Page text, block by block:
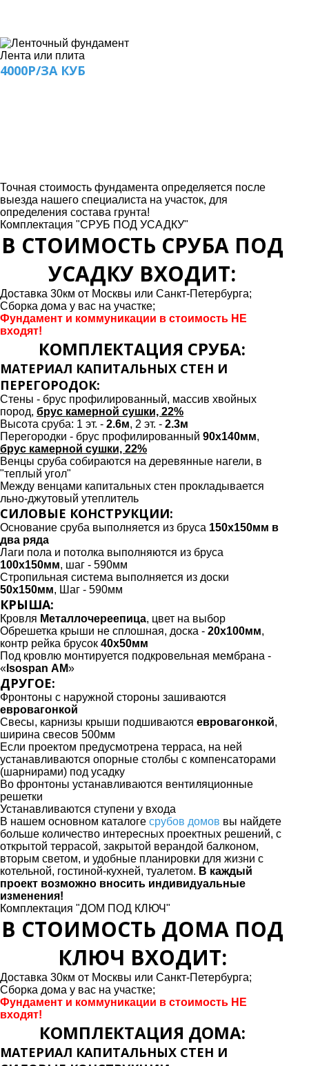
Лента или плита
4000Р/ЗА КУБ
Точная стоимость фундамента определяется после
выезда нашего специалиста на участок, для
определения состава грунта!
Комплектация "СРУБ ПОД УСАДКУ"
В СТОИМОСТЬ СРУБА ПОД
УСАДКУ ВХОДИТ:
Доставка 30км от Москвы или Санкт-Петербурга;
Сборка дома у вас на участке;
Фундамент и коммуникации в стоимость НЕ
входят!
КОМПЛЕКТАЦИЯ СРУБА:
МАТЕРИАЛ КАПИТАЛЬНЫХ СТЕН И
ПЕРЕГОРОДОК:
Cтены - брус профилированный, массив хвойных
пород, брус камерной сушки, 22%
Высота сруба: 1 эт. - 2.6м, 2 эт. - 2.3м
Перегородки - брус профилированный 90х140мм,
брус камерной сушки, 22%
Венцы сруба собираются на деревянные нагели, в
"теплый угол"
Между венцами капитальных стен прокладывается
льно-джутовый утеплитель
СИЛОВЫЕ КОНСТРУКЦИИ:
Основание сруба выполняется из бруса 150х150мм в
два ряда
Лаги пола и потолка выполняются из бруса
100х150мм, шаг - 590мм
Стропильная система выполняется из доски
50х150мм, Шаг - 590мм
КРЫША:
Кровля Металлочереепица, цвет на выбор
Обрешетка крыши не сплошная, доска - 20х100мм,
контр рейка брусок 40х50мм
Под кровлю монтируется подкровельная мембрана -
« Isospan АМ»
ДРУГОЕ:
Фронтоны с наружной стороны зашиваются
евровагонкой
Свесы, карнизы крыши подшиваются евровагонкой,
ширина свесов 500мм
Если проектом предусмотрена терраса, на ней
устанавливаются опорные столбы с компенсаторами
(шарнирами) под усадку
Во фронтоны устанавливаются вентиляционные
решетки
Устанавливаются ступени у входа
В нашем основном каталоге срубов домов вы найдете
больше количество интересных проектных решений, с
открытой террасой, закрытой верандой балконом,
вторым светом, и удобные планировки для жизни с
котельной, гостиной-кухней, туалетом. В каждый
проект возможно вносить индивидуальные
изменения!
Комплектация "ДОМ ПОД КЛЮЧ"
В СТОИМОСТЬ ДОМА ПОД
КЛЮЧ ВХОДИТ:
Доставка 30км от Москвы или Санкт-Петербурга;
Сборка дома у вас на участке;
Фундамент и коммуникации в стоимость НЕ
входят!
КОМПЛЕКТАЦИЯ ДОМА:
МАТЕРИАЛ КАПИТАЛЬНЫХ СТЕН И